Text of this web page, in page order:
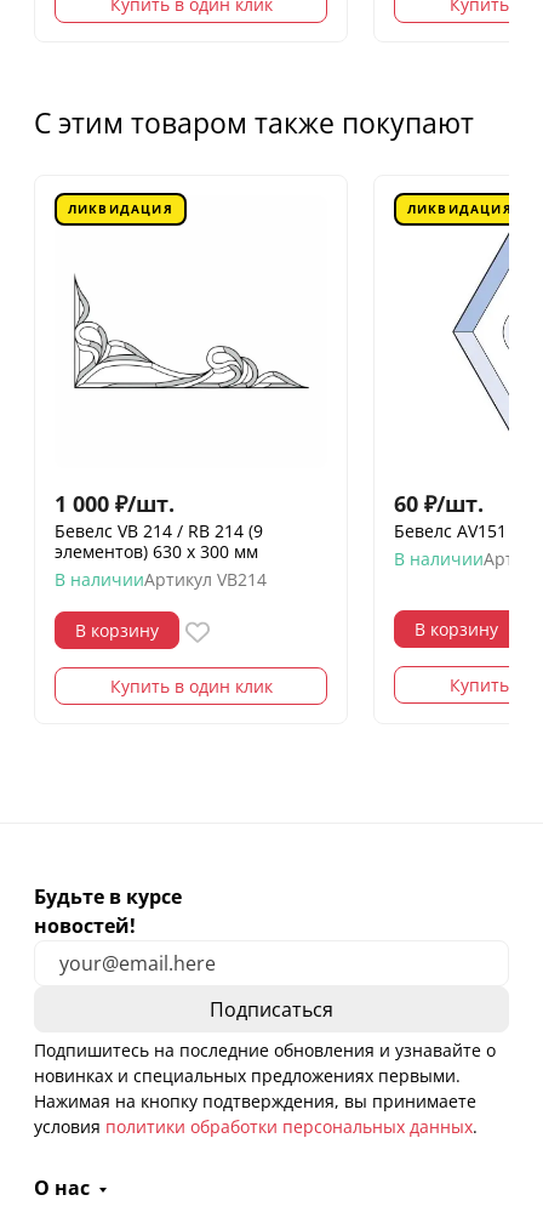
Купить в один клик Купить в
С этим товаром также покупают
ЛИКВИДАЦИЯ
1 000 ₽/шт.
Бевелс VB 214 / RB 214 (9
элементов) 630 х 300 мм
В наличииАртикул VB214
В корзину
Купить в один клик
ЛИКВИДАЦИЯ
60 ₽/шт.
Бевелс AV151
В наличии
В корзину
Купить в
Будьте в курсе
новостей!
Подпишитесь на последние обновления и узнавайте о
новинках и специальных предложениях первыми.
Нажимая на кнопку подтверждения, вы принимаете
условия политики обработки персональных данных.
О нас